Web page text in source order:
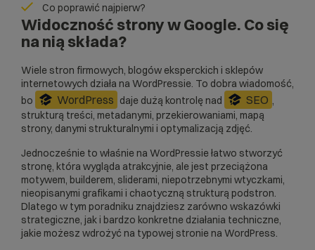
Co poprawić najpierw?
Widoczność strony w Google. Co się
na nią składa?
Wiele stron firmowych, blogów eksperckich i sklepów
internetowych działa na WordPressie. To dobra wiadomość,
bo
WordPress daje dużą kontrolę nad SEO ,
strukturą treści, metadanymi, przekierowaniami, mapą
strony, danymi strukturalnymi i optymalizacją zdjęć.
Jednocześnie to właśnie na WordPressie łatwo stworzyć
stronę, która wygląda atrakcyjnie, ale jest przeciążona
motywem, builderem, sliderami, niepotrzebnymi wtyczkami,
nieopisanymi grafikami i chaotyczną strukturą podstron.
Dlatego w tym poradniku znajdziesz zarówno wskazówki
strategiczne, jak i bardzo konkretne działania techniczne,
jakie możesz wdrożyć na typowej stronie na WordPress.